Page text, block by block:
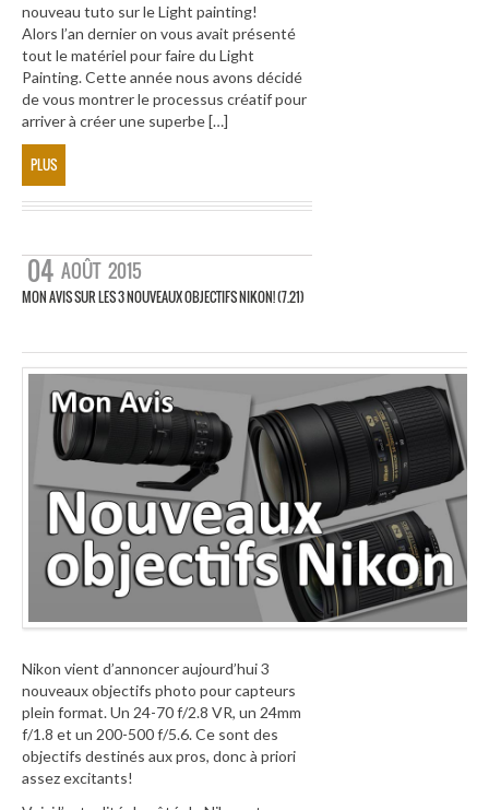
nouveau tuto sur le Light painting!
Alors l’an dernier on vous avait présenté
tout le matériel pour faire du Light
Painting. Cette année nous avons décidé
de vous montrer le processus créatif pour
arriver à créer une superbe […]
PLUS
04 AOÛT 2015
MON AVIS SUR LES 3 NOUVEAUX OBJECTIFS NIKON! (7.21)
Nikon vient d’annoncer aujourd’hui 3
nouveaux objectifs photo pour capteurs
plein format. Un 24-70 f/2.8 VR, un 24mm
f/1.8 et un 200-500 f/5.6. Ce sont des
objectifs destinés aux pros, donc à priori
assez excitants!